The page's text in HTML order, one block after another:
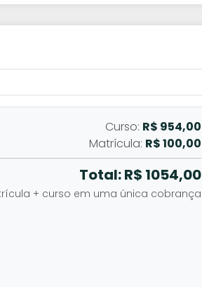
Curso: R$ 954,00
Matrícula: R$ 100,00
Total: R$ 1054,00
+ curso em uma única cobrança